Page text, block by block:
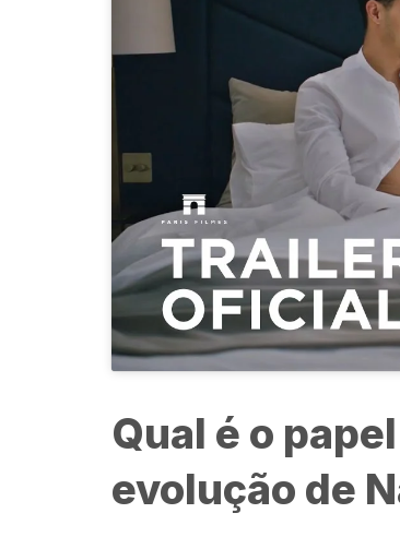
Qual é o
evolução de